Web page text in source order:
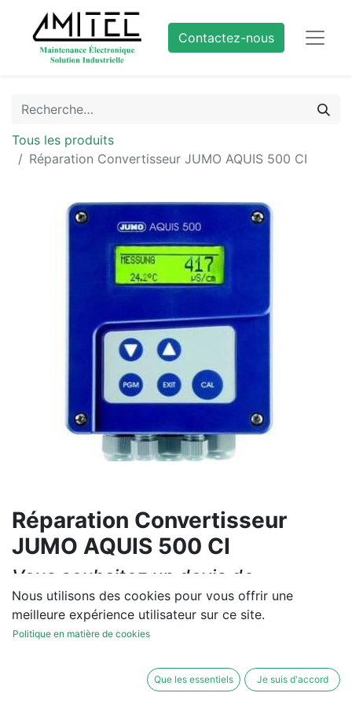
Contactez-nous
Tous les produits
Réparation Convertisseur JUMO AQUIS 500 CI
Réparation Convertisseur
JUMO AQUIS 500 CI
Vous souhaitez un devis de
réparation ou de vente, un
diagnostic sur site?
Nous utilisons des cookies pour vous offrir une
meilleure expérience utilisateur sur ce site.
Politique en matière de cookies
Que les essentiels Je suis d'accord